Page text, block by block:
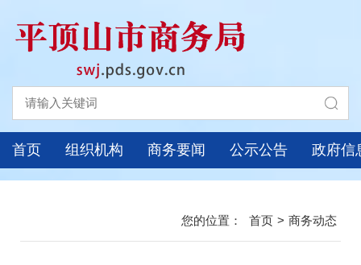
首页 组织机构 商务要闻 公示公告 政府信
首页 > 商务动态